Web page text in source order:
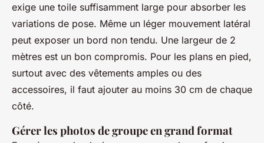
exige une toile suffisamment large pour absorber les
variations de pose. Même un léger mouvement latéral
peut exposer un bord non tendu. Une largeur de 2
mètres est un bon compromis. Pour les plans en pied,
surtout avec des vêtements amples ou des
accessoires, il faut ajouter au moins 30 cm de chaque
côté.
Gérer les photos de groupe en grand format